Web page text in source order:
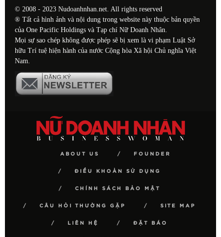
© 2008 - 2023 Nudoanhnhan.net. All rights reserved
® Tất cả hình ảnh và nội dung trong website này thuộc bản quyền
của One Pacific Holdings và Tạp chí Nữ Doanh Nhân.
Mọi sự sao chép không được phép sẽ bị xem là vi phạm Luật Sở
hữu Trí tuệ hiện hành của nước Cộng hòa Xã hội Chủ nghĩa Việt
Nam.
ABOUT US FOUNDER
ĐIỀU KHOẢN SỬ DỤNG
CHÍNH SÁCH BẢO MẬT
CÂU HỎI THƯỜNG GẶP SITE MAP
LIÊN HỆ ĐẶT BÁO